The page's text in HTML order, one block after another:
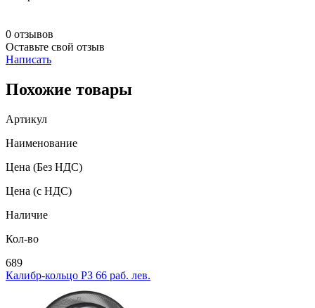
0 отзывов
Оставьте свой отзыв
Написать
Похожие товары
Артикул
Наименование
Цена (Без НДС)
Цена (с НДС)
Наличие
Кол-во
689
Калибр-кольцо РЗ 66 раб. лев.